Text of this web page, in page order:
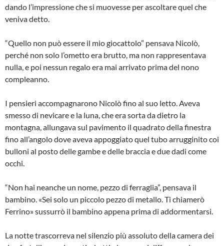
dando l’impressione che si muovesse per ascoltare quel che
veniva detto.
“Quello non può essere il mio giocattolo” pensava Nicolò,
perché non solo l’ometto era brutto, ma non rappresentava
nulla, e poi nessun regalo era mai arrivato prima del nono
compleanno.
I pensieri accompagnarono Nicolò fino al suo letto. Aveva
smesso di nevicare e la luna, che era sorta da dietro la
montagna, allungava sul pavimento il quadrato della finestra
fino all’angolo dove aveva appoggiato quel tubo arrugginito coi
bulloni al posto delle gambe e delle braccia e due dadi come
occhi.
“Non hai neanche un nome, pezzo di ferraglia”, pensava il
bambino. «Sei solo un piccolo pezzo di metallo. Ti chiamerò
Ferrino» sussurrò il bambino appena prima di addormentarsi.
La notte trascorreva nel silenzio più assoluto della camera dei